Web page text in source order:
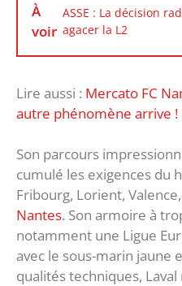
À
voir
ASSE : La décision
agacer la L2
Lire aussi : Mercato FC
autre phénomène arrive !
Son parcours
cumulé les exigences du
Fribourg, Lorient,
Nantes. Son armoire à
notamment une Ligue
avec le sous-marin jaune
qualités techniques,